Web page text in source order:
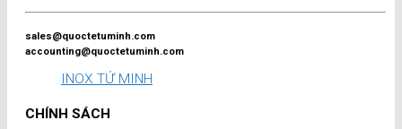
sales@quoctetuminh.com
accounting@quoctetuminh.com
INOX TỨ MINH
CHÍNH SÁCH